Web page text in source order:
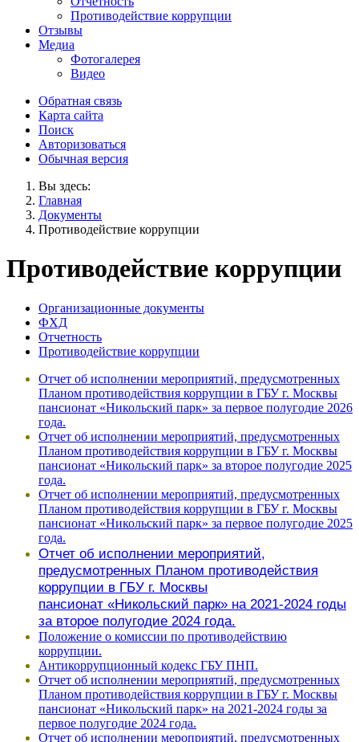
Противодействие коррупции
Отзывы
Медиа
Фотогалерея
Видео
Обратная связь
Карта сайта
Поиск
Авторизоваться
Обычная версия
Вы здесь:
Главная
Документы
Противодействие коррупции
Противодействие коррупции
Организационные документы
ФХД
Отчетность
Противодействие коррупции
Отчет об исполнении мероприятий, предусмотренных
Планом противодействия коррупции в ГБУ г. Москвы
пансионат «Никольский парк» за первое полугодие 2026
года.
Отчет об исполнении мероприятий, предусмотренных
Планом противодействия коррупции в ГБУ г. Москвы
пансионат «Никольский парк» за второе полугодие 2025
года.
Отчет об исполнении мероприятий, предусмотренных
Планом противодействия коррупции в ГБУ г. Москвы
пансионат «Никольский парк» за первое полугодие 2025
года.
Отчет об исполнении мероприятий,
предусмотренных Планом противодействия
коррупции в ГБУ г. Москвы
пансионат «Никольский парк» на 2021-2024 годы
за второе полугодие 2024 года.
Положение о комиссии по противодействию
коррупции.
Антикоррупционный кодекс ГБУ ПНП.
Отчет об исполнении мероприятий, предусмотренных
Планом противодействия коррупции в ГБУ г. Москвы
пансионат «Никольский парк» на 2021-2024 годы за
первое полугодие 2024 года.
Отчет об исполнении мероприятий, предусмотренных